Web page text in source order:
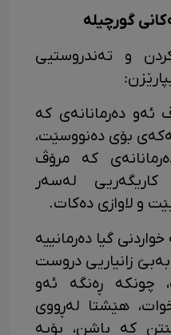
گورچیلە
و تەندروستیی
ئەو دەرمانانەی کە
بۆی دەنووسێت،
کە مرۆڤ
کاریگەریی لەسەر
و لاوازی دەکات.
گیا دەرمانییە
زانیاریی دروست
چونکە ڕەنگە ئەو
هێشتا لەڕووی
کە باشن، بۆیە